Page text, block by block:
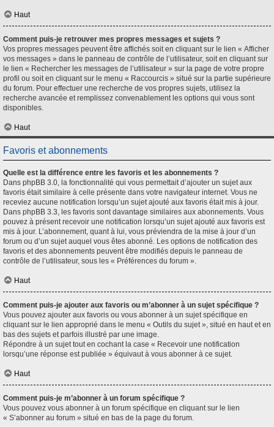
Haut
Comment puis-je retrouver mes propres messages et sujets ?
Vos propres messages peuvent être affichés soit en cliquant sur le lien « Afficher
vos messages » dans le panneau de contrôle de l’utilisateur, soit en cliquant sur
le lien « Rechercher les messages de l’utilisateur » sur la page de votre propre
profil ou soit en cliquant sur le menu « Raccourcis » situé sur la partie supérieure
du forum. Pour effectuer une recherche de vos propres sujets, utilisez la
recherche avancée et remplissez convenablement les options qui vous sont
disponibles.
Haut
Favoris et abonnements
Quelle est la différence entre les favoris et les abonnements ?
Dans phpBB 3.0, la fonctionnalité qui vous permettait d’ajouter un sujet aux
favoris était similaire à celle présente dans votre navigateur internet. Vous ne
receviez aucune notification lorsqu’un sujet ajouté aux favoris était mis à jour.
Dans phpBB 3.3, les favoris sont davantage similaires aux abonnements. Vous
pouvez à présent recevoir une notification lorsqu’un sujet ajouté aux favoris est
mis à jour. L’abonnement, quant à lui, vous préviendra de la mise à jour d’un
forum ou d’un sujet auquel vous êtes abonné. Les options de notification des
favoris et des abonnements peuvent être modifiés depuis le panneau de
contrôle de l’utilisateur, sous les « Préférences du forum ».
Haut
Comment puis-je ajouter aux favoris ou m’abonner à un sujet spécifique ?
Vous pouvez ajouter aux favoris ou vous abonner à un sujet spécifique en
cliquant sur le lien approprié dans le menu « Outils du sujet », situé en haut et en
bas des sujets et parfois illustré par une image.
Répondre à un sujet tout en cochant la case « Recevoir une notification
lorsqu’une réponse est publiée » équivaut à vous abonner à ce sujet.
Haut
Comment puis-je m’abonner à un forum spécifique ?
Vous pouvez vous abonner à un forum spécifique en cliquant sur le lien
« S’abonner au forum » situé en bas de la page du forum.